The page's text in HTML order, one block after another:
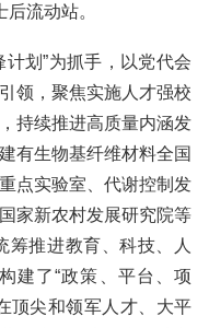
流动站。
计划”为抓手，以党代会
领，聚焦实施人才强校
持续推进高质量内涵发
有生物基纤维材料全国
点实验室、代谢控制发
家新农村发展研究院等
筹推进教育、科技、人
建了“政策、平台、项
顶尖和领军人才、大平